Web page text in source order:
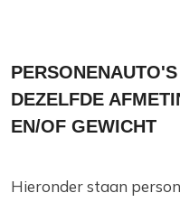
DEZELFDE
EN/OF GEWICHT
Hieronder staan